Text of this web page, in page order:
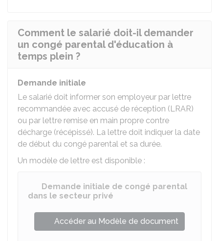
Comment le salarié doit-il demander
un congé parental d'éducation à
temps plein ?
Demande initiale
Le salarié doit informer son employeur par lettre
recommandée avec accusé de réception (LRAR)
ou par lettre remise en main propre contre
décharge (récépissé). La lettre doit indiquer la date
de début du congé parental et sa durée.
Un modèle de lettre est disponible :
Demande initiale de congé parental
dans le secteur privé
Accéder au Modèle de document